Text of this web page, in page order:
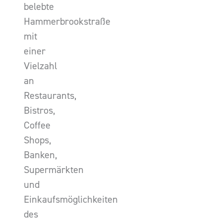
belebte
Hammerbrookstraße
mit
einer
Vielzahl
an
Restaurants,
Bistros,
Coffee
Shops,
Banken,
Supermärkten
und
Einkaufsmöglichkeiten
des